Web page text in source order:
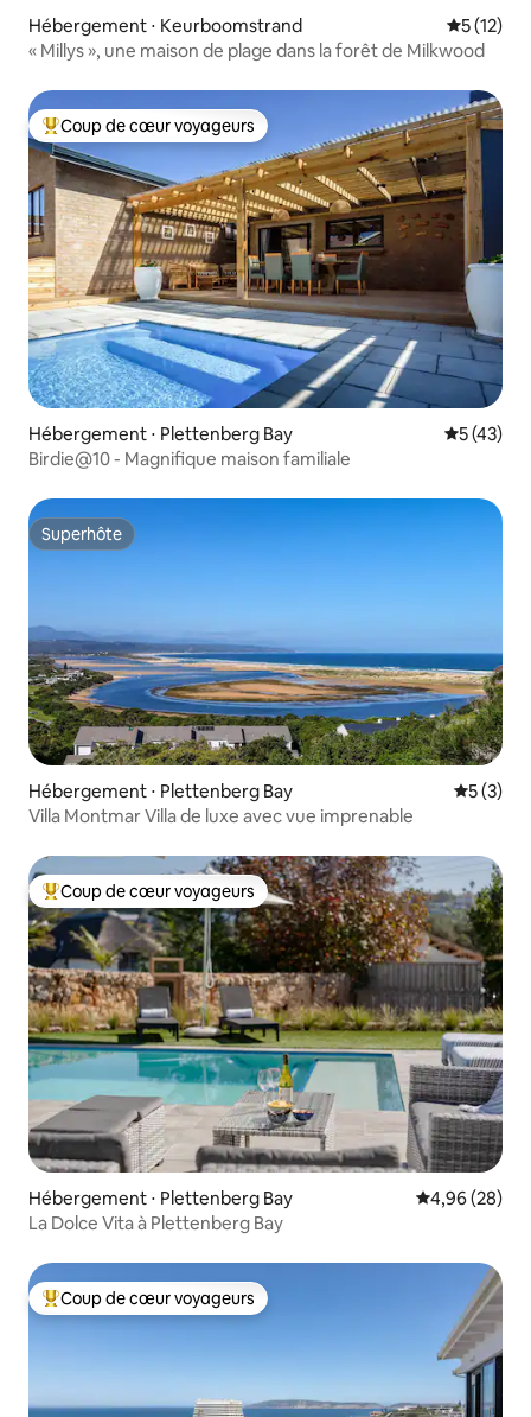
Hébergement ⋅ Keurboomstrand
5 (12)
« Millys », une maison de plage dans la forêt de Milkwood
Coups de cœur voyageurs les plus appréciés
Coup de cœur voyageurs
Hébergement ⋅ Plettenberg Bay
5 (43)
Birdie@10 - Magnifique maison familiale
Superhôte
Superhôte
Hébergement ⋅ Plettenberg Bay
5 (3)
Villa Montmar Villa de luxe avec vue imprenable
Coups de cœur voyageurs les plus appréciés
Coup de cœur voyageurs
Hébergement ⋅ Plettenberg Bay Évaluation
4,96 (28)
La Dolce Vita à Plettenberg Bay
Coups de cœur voyageurs les plus appréciés
Coup de cœur voyageurs